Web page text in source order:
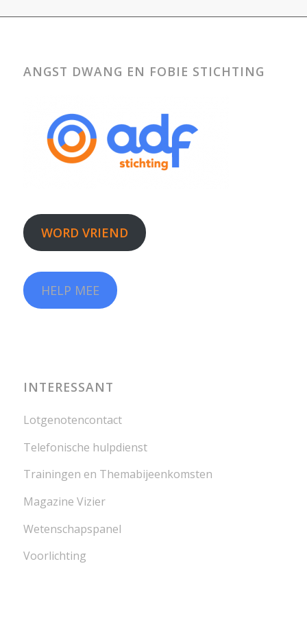
ANGST DWANG EN FOBIE STICHTING
WORD VRIEND
HELP MEE
INTERESSANT
Lotgenotencontact
Telefonische hulpdienst
Trainingen en Themabijeenkomsten
Magazine Vizier
Wetenschapspanel
Voorlichting